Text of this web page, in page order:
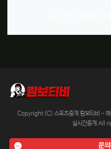
Copyright (C) 스포츠중계 람보티비 - 해
실시간중계 All
문의